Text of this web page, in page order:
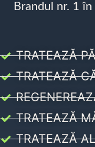
Brandul nr. 1
TRATEAZĂ
TRATEAZĂ
TRATEAZĂ
TRATEAZĂ